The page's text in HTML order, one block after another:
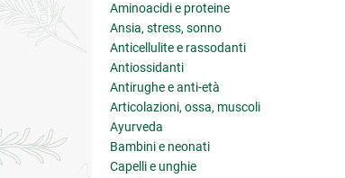
Aminoacidi e proteine
Ansia, stress, sonno
Anticellulite e rassodanti
Antiossidanti
Antirughe e anti-età
Articolazioni, ossa, muscoli
Ayurveda
Bambini e neonati
Capelli e unghie